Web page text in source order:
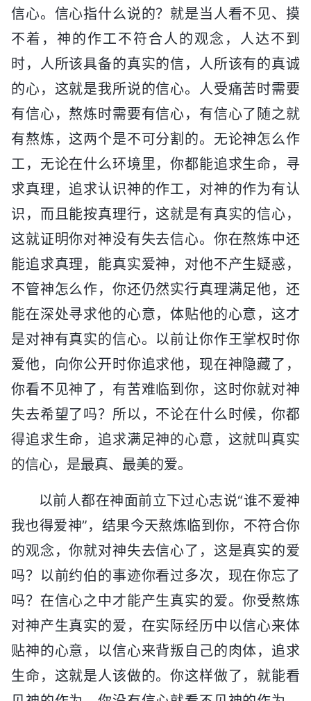
信心。信心指什么说的？就是当人看不见、摸
不着，神的作工不符合人的观念，人达不到
时，人所该具备的真实的信，人所该有的真诚
的心，这就是我所说的信心。人受痛苦时需要
有信心，熬炼时需要有信心，有信心了随之就
有熬炼，这两个是不可分割的。无论神怎么作
工，无论在什么环境里，你都能追求生命，寻
求真理，追求认识神的作工，对神的作为有认
识，而且能按真理行，这就是有真实的信心，
这就证明你对神没有失去信心。你在熬炼中还
能追求真理，能真实爱神，对他不产生疑惑，
不管神怎么作，你还仍然实行真理满足他，还
能在深处寻求他的心意，体贴他的心意，这才
是对神有真实的信心。以前让你作王掌权时你
爱他，向你公开时你追求他，现在神隐藏了，
你看不见神了，有苦难临到你，这时你就对神
失去希望了吗？所以，不论在什么时候，你都
得追求生命，追求满足神的心意，这就叫真实
的信心，是最真、最美的爱。
以前人都在神面前立下过心志说“谁不爱神
我也得爱神”，结果今天熬炼临到你，不符合你
的观念，你就对神失去信心了，这是真实的爱
吗？以前约伯的事迹你看过多次，现在你忘了
吗？在信心之中才能产生真实的爱。你受熬炼
对神产生真实的爱，在实际经历中以信心来体
贴神的心意，以信心来背叛自己的肉体，追求
生命，这就是人该做的。你这样做了，就能看